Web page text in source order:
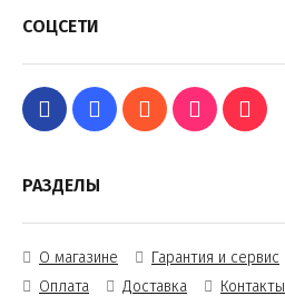
СОЦСЕТИ
РАЗДЕЛЫ
О магазине Гарантия и сервис
Оплата
Доставка Контакты